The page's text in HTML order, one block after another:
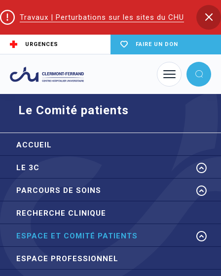
Travaux | Perturbations sur les sites du CHU
URGENCES FAIRE UN DON
Accueil
Fédération de cancérologie
Le Comité patients
Le Comité patients
ACCUEIL
LE 3C
PARCOURS DE SOINS
RECHERCHE CLINIQUE
ESPACE ET COMITÉ PATIENTS
ESPACE PROFESSIONNEL